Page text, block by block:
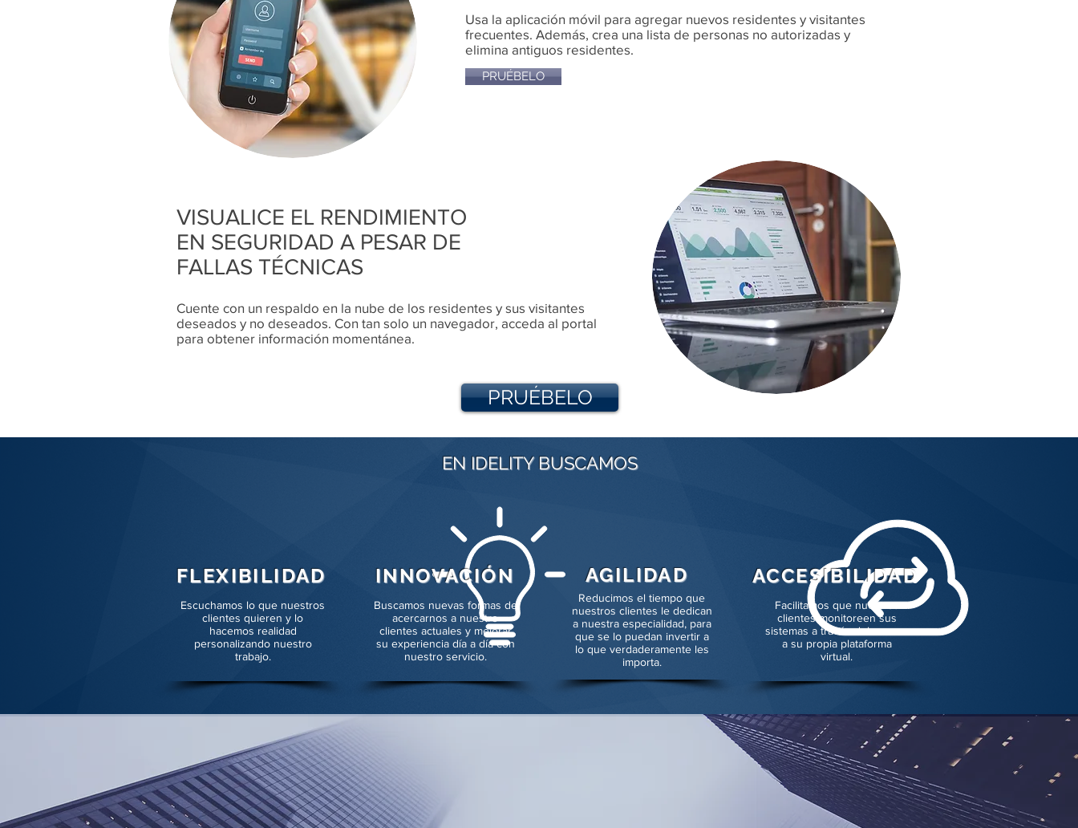
Usa la aplicación móvil para agregar nuevos residentes y visitantes
frecuentes. Además, crea una lista de personas no autorizadas y
elimina antiguos residentes.
PRUÉBELO
VISUALICE EL RENDIMIENTO
EN SEGURIDAD A PESAR DE
FALLAS TÉCNICAS
Cuente con un respaldo en la nube de los residentes y sus visitantes
deseados y no deseados. Con tan solo un navegador, acceda al portal
para obtener información momentánea.
PRUÉBELO
EN IDELITY BUSCAMOS
Escuchamos lo que nuestros
clientes quieren y lo
hacemos realidad
personalizando nuestro
trabajo.
FLEXIBILIDAD
Buscamos nuevas formas de
acercarnos a nuestro
clientes actuales y mejorar
su experiencia día a día con
nuestro servicio.
INNOVACIÓN
Reducimos el tiempo que
nuestros clientes le dedican
a nuestra especialidad, para
que se lo puedan invertir a
lo que verdaderamente les
importa.
AGILIDAD
Facilitamos que nuestros
clientes monitoreen sus
sistemas a través del acceso
a su propia plataforma
virtual.
ACCESIBILIDAD